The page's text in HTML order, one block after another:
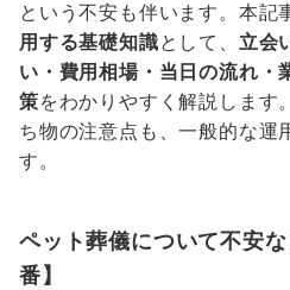
という不安も伴います。本記
用する基礎知識として、 立会
い・費用相場・当日の流れ・
策をわかりやすく解説します
ち物の注意点も、一般的な運
す。
ペット葬儀について不安
番】